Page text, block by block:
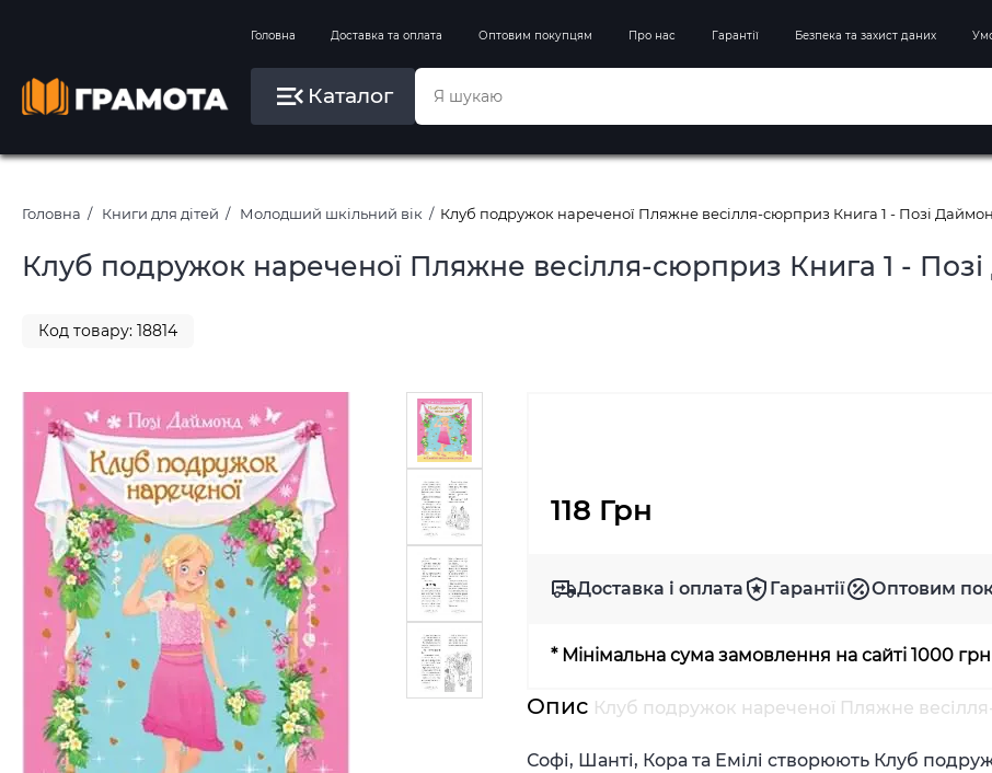
Головна Доставка та оплата Оптовим покупцям Про нас Гарантії Безпека та захист даних
Каталог
Вправи на зимові канікули
Літо, пляж, плавання, басейни
Картини за номерами
Головна Книги для дітей Молодший шкільний вік Клуб подружок нареченої Пляжне весілля-сюрприз Книга 1 - Позі
Клуб подружок нареченої Пляжне весілля-сюрприз Книга 1 -
Код товару: 18814
118 Грн
Доставка і оплата Гарантії Оптовим
* Мінімальна сума замовлення на сайті 1000 грн
Опис Клуб подружок нареченої Пляжне
Софі, Шанті, Кора та Емілі створюють Клуб